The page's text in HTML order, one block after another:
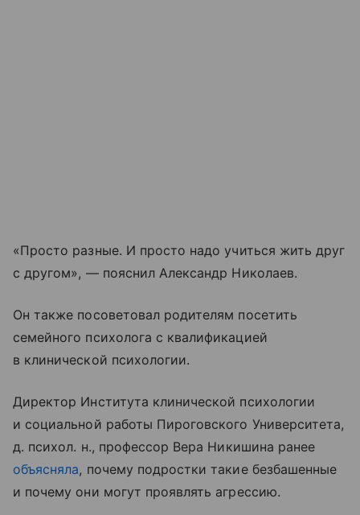
«Просто разные. И просто надо учиться жить друг
с другом», — пояснил Александр Николаев.
Он также посоветовал родителям посетить
семейного психолога с квалификацией
в клинической психологии.
Директор Института клинической психологии
и социальной работы Пироговского Университета,
д. психол. н., профессор Вера Никишина ранее
объясняла, почему подростки такие безбашенные
и почему они могут проявлять агрессию.